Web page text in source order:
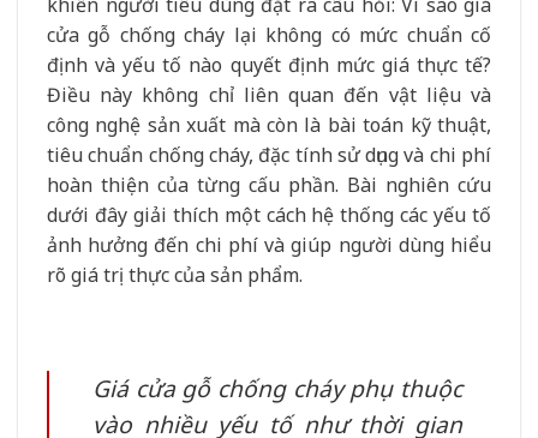
cửa gỗ chống cháy lại không có mức chuẩn cố
định và yếu tố nào quyết định mức giá thực tế?
Điều này không chỉ liên quan đến vật liệu và
công nghệ sản xuất mà còn là bài toán kỹ thuật,
tiêu chuẩn chống cháy, đặc tính sử dụng và chi phí
hoàn thiện của từng cấu phần. Bài nghiên cứu
dưới đây giải thích một cách hệ thống các yếu tố
ảnh hưởng đến chi phí và giúp người dùng hiểu
rõ giá trị thực của sản phẩm.
Giá cửa gỗ chống cháy phụ thuộc
vào nhiều yếu tố như thời gian